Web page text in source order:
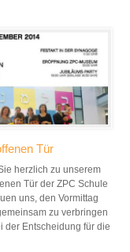
Tür
herzlich zu unserem
Tür der ZPC Schule
uns, den Vormittag
zu verbringen
der Entscheidung für die